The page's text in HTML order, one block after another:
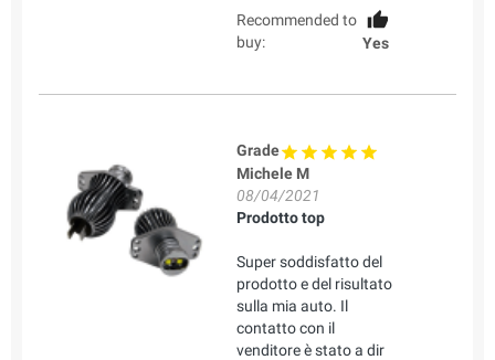
Recommended to
buy:
Yes
Grade
Michele M
08/04/2021
Prodotto top
Super soddisfatto del
prodotto e del risultato
sulla mia auto. Il
contatto con il
venditore è stato a dir